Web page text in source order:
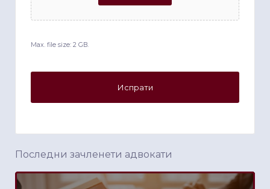
Max. file size: 2 GB.
Последни зачленети адвокати